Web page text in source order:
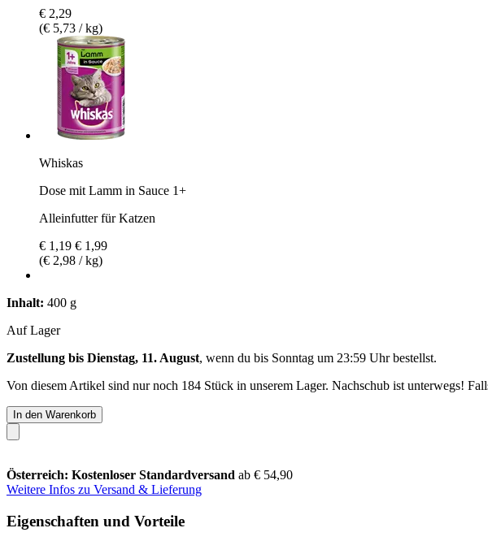
€ 2,29
(€ 5,73 / kg)
Whiskas
Dose mit Lamm in Sauce 1+
Alleinfutter für Katzen
€ 1,19 € 1,99
(€ 2,98 / kg)
Inhalt: 400 g
Auf Lager
Zustellung bis Dienstag, 11. August, wenn du bis Sonntag um 23:59 Uhrbestellst.
Von diesem Artikel sind nur noch 184 Stück in unserem Lager. Nachschub ist unterwegs!
In den Warenkorb
Österreich: Kostenloser Standardversand ab € 54,90
Weitere Infos zu Versand & Lieferung
Eigenschaften und Vorteile